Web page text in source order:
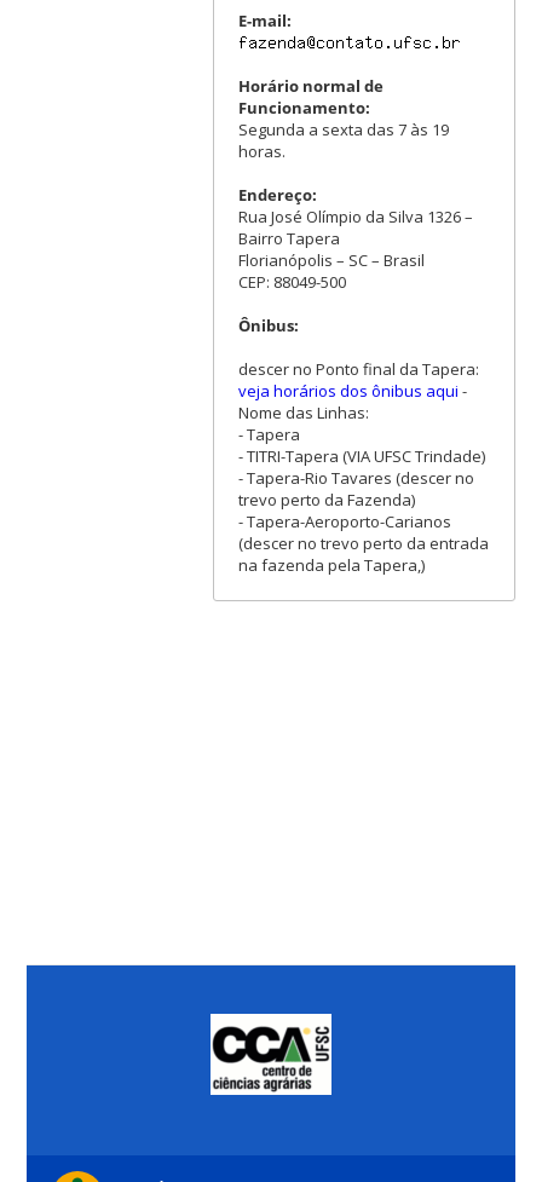
E-mail:
Horário normal de
Funcionamento:
Segunda a sexta das 7 às 19
horas.
Endereço:
Rua José Olímpio da Silva 1326 –
Bairro Tapera
Florianópolis – SC – Brasil
CEP: 88049-500
Ônibus:
descer no Ponto final da Tapera:
veja horários dos ônibus aqui -
Nome das Linhas:
- Tapera
- TITRI-Tapera (VIA UFSC Trindade)
- Tapera-Rio Tavares (descer no
trevo perto da Fazenda)
- Tapera-Aeroporto-Carianos
(descer no trevo perto da entrada
na fazenda pela Tapera,)